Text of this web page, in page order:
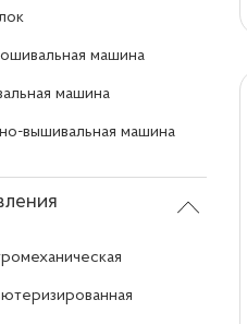
машина
машина
вышивальная машина